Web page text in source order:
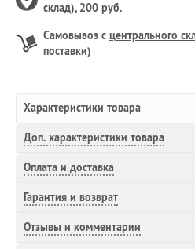
склад), 200 руб.
Самовывоз с центрального
поставки)
Характеристики товара
Доп. характеристики товара
Оплата и доставка
Гарантия и возврат
Отзывы и комментарии